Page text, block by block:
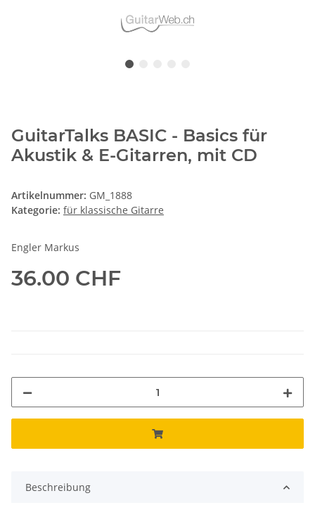
GuitarTalks BASIC - Basics für
Akustik & E-Gitarren, mit CD
Artikelnummer: GM_1888
Kategorie: für klassische Gitarre
Engler Markus
36.00 CHF
Beschreibung